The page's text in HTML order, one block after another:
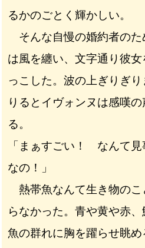
るかのごとく輝かしい。
そんな自慢の婚約者のた
は風を纏い、文字通り彼
っこした。波の上ぎりぎ
りるとイヴォンヌは感嘆
る。
「まぁすごい！ なんて見
なの！」
熱帯魚なんて生き物のこ
らなかった。青や黄や赤
魚の群れに胸を躍らせ眺